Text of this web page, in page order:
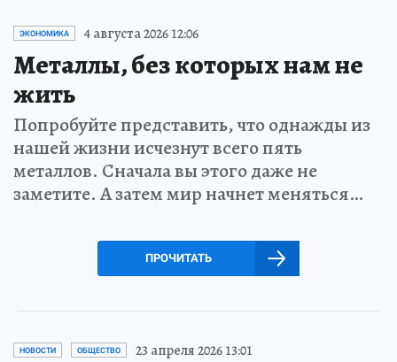
ЭКОНОМИКА 4 августа 2026 12:06
Металлы, без которых нам не
жить
Попробуйте представить, что однажды из
нашей жизни исчезнут всего пять
металлов. Сначала вы этого даже не
заметите. А затем мир начнет меняться…
ПРОЧИТАТЬ
НОВОСТИ ОБЩЕСТВО 23 апреля 2026 13:01